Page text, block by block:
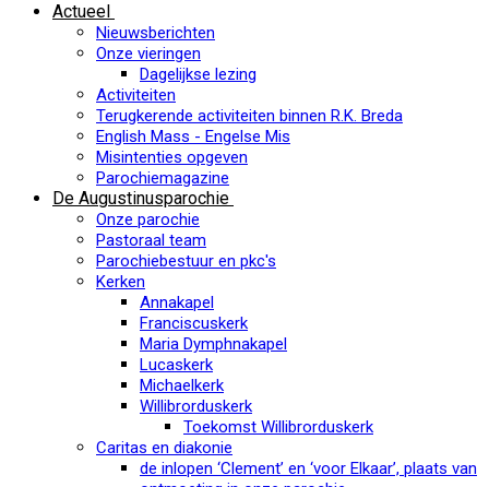
Actueel
Nieuwsberichten
Onze vieringen
Dagelijkse lezing
Activiteiten
Terugkerende activiteiten binnen R.K. Breda
English Mass - Engelse Mis
Misintenties opgeven
Parochiemagazine
De Augustinusparochie
Onze parochie
Pastoraal team
Parochiebestuur en pkc's
Kerken
Annakapel
Franciscuskerk
Maria Dymphnakapel
Lucaskerk
Michaelkerk
Willibrorduskerk
Toekomst Willibrorduskerk
Caritas en diakonie
de inlopen ‘Clement’ en ‘voor Elkaar’, plaats van